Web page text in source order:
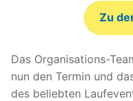
Zu
Das Organisations-
nun den Termin und
des beliebten